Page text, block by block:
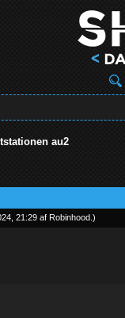
au2
21:29 af Robinhood. )